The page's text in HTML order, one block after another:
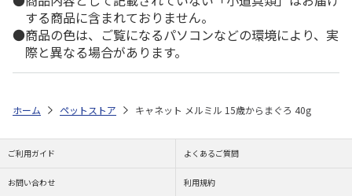
する商品に含まれておりません。
商品の色は、ご覧になるパソコンなどの環境により、実
際と異なる場合があります。
ホーム ペットストア キャネット メルミル 15歳からまぐろ 40g
ご利用ガイド よくあるご質問
お問い合わせ 利用規約